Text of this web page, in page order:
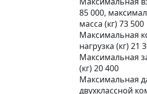
85 000,
масса (кг) 73 500
Максимальная
нагрузка (кг) 21
Максимальная
(кг) 20 400
Максимальная
двухклассной